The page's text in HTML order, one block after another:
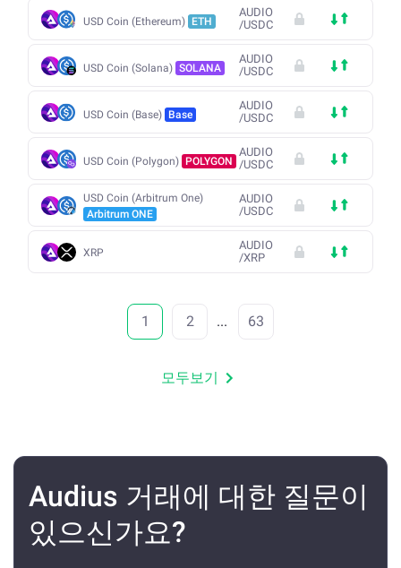
USD Coin (Ethereum) ETH
AUDIO
/USDC
USD Coin (Solana) SOLANA
AUDIO
/USDC
USD Coin (Base) Base
AUDIO
/USDC
USD Coin (Polygon) POLYGON
AUDIO
/USDC
USD Coin (Arbitrum One)
Arbitrum ONE
AUDIO
/USDC
XRP
AUDIO
/XRP
1 2 ... 63
모두보기
Audius 거래에 대한 질문이
있으신가요?